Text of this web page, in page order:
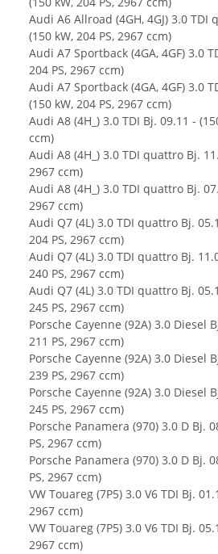
Audi A6 Allroad (4GH, 4GJ) 3.0 TDI
(150 kW, 204 PS, 2967 ccm)
Audi A7 Sportback (4GA, 4GF) 3.0
204 PS, 2967 ccm)
Audi A7 Sportback (4GA, 4GF) 3.0
(150 kW, 204 PS, 2967 ccm)
Audi A8 (4H_) 3.0 TDI Bj. 09.11 -
ccm)
Audi A8 (4H_) 3.0 TDI quattro Bj.
2967 ccm)
Audi A8 (4H_) 3.0 TDI quattro Bj.
2967 ccm)
Audi Q7 (4L) 3.0 TDI quattro Bj.
204 PS, 2967 ccm)
Audi Q7 (4L) 3.0 TDI quattro Bj.
240 PS, 2967 ccm)
Audi Q7 (4L) 3.0 TDI quattro Bj.
245 PS, 2967 ccm)
Porsche Cayenne (92A) 3.0 Diesel
211 PS, 2967 ccm)
Porsche Cayenne (92A) 3.0 Diesel
239 PS, 2967 ccm)
Porsche Cayenne (92A) 3.0 Diesel
245 PS, 2967 ccm)
Porsche Panamera (970) 3.0 D Bj.
PS, 2967 ccm)
Porsche Panamera (970) 3.0 D Bj.
PS, 2967 ccm)
VW Touareg (7P5) 3.0 V6 TDI Bj.
2967 ccm)
VW Touareg (7P5) 3.0 V6 TDI Bj.
2967 ccm)